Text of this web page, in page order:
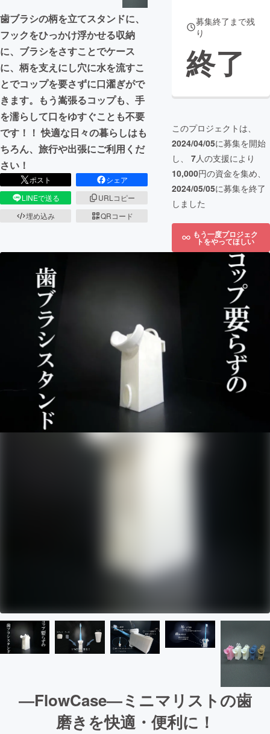
歯ブラシの柄を立てスタンドに、
フックをひっかけ浮かせる収納
に、ブラシをさすことでケース
に、柄を支えにし穴に水を流すこ
とでコップを要さずに口濯ぎがで
きます。もう嵩張るコップも、手
を濡らして口をゆすぐことも不要
です！！ 快適な日々の暮らしはも
ちろん、旅行や出張にご利用くだ
さい！
ポスト
シェア
LINEで送る
URLコピー
埋め込み
QRコード
募集終了まで残
り
終了
このプロジェクトは、
2024/04/05に募集を開始
し、 7人の支援により
10,000円の資金を集め、
2024/05/05に募集を終了
しました
もう一度プロジェク
トをやってほしい
―FlowCase―ミニマリストの歯
磨きを快適・便利に！